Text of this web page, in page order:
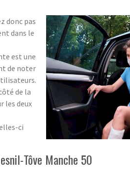
donc pas
dans le
est une
de noter
de la
les deux
ci
Tôve Manche 50